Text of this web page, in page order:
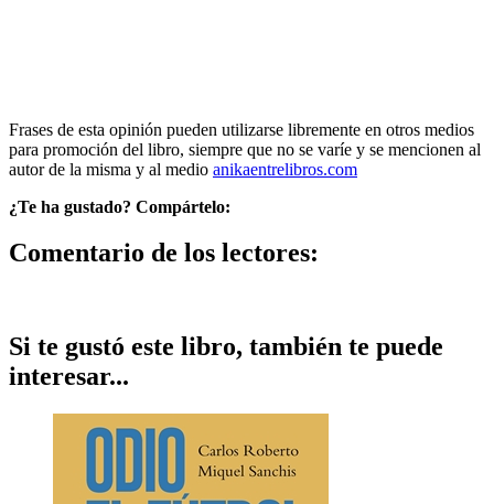
Frases de esta opinión pueden utilizarse libremente en otros medios
para promoción del libro, siempre que no se varíe y se mencionen al
autor de la misma y al medio anikaentrelibros.com
¿Te ha gustado? Compártelo:
Comentario de los lectores:
Si te gustó este libro, también te puede
interesar...